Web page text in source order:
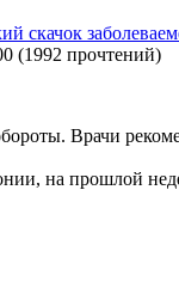
скачок
(1992 прочтений)
Врачи
на прошлой